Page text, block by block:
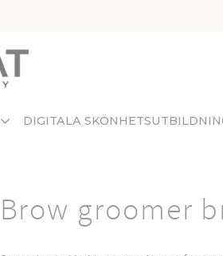
DIGITALA
Brow groomer